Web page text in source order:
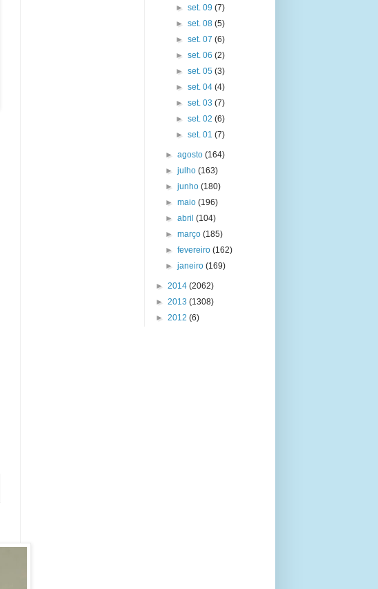
► set. 09 (7)
► set. 08 (5)
► set. 07 (6)
► set. 06 (2)
► set. 05 (3)
► set. 04 (4)
► set. 03 (7)
► set. 02 (6)
► set. 01 (7)
►agosto(164)
►julho(163)
►junho(180)
►maio(196)
►abril(104)
►março(185)
►fevereiro(162)
►janeiro(169)
► 2014 (2062)
► 2013 (1308)
► 2012 (6)